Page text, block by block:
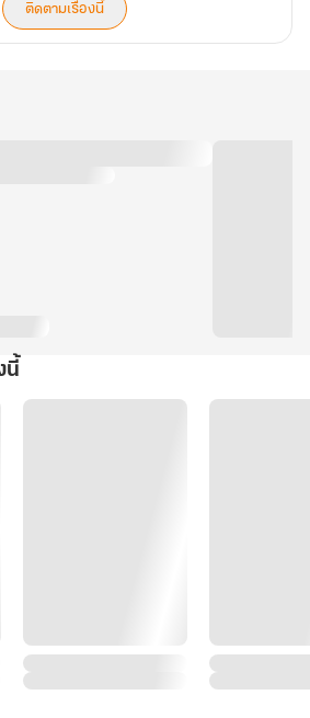
ตายเพื่อชดใช้เวรกรรม...ที่ตัวเองเป็นคนก่อ
ติดตามเรื่องนี้
นี้